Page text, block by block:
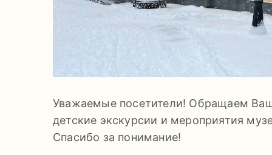
Уважаемые посетители! Обращаем
детские экскурсии и мероприятия
Спасибо за понимание!